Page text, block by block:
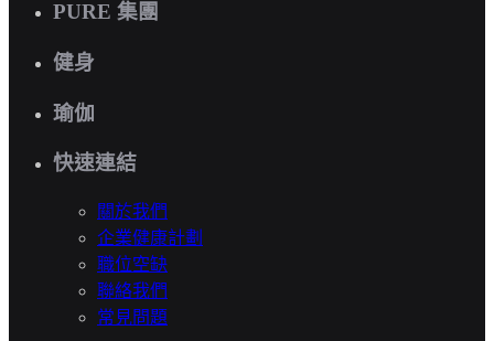
PURE 集團
健身
瑜伽
快速連結
關於我們
企業健康計劃
職位空缺
聯絡我們
常見問題